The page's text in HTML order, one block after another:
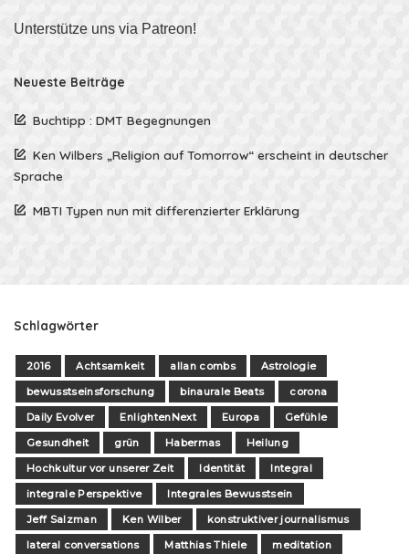
Unterstütze uns via Patreon!
Neueste Beiträge
Buchtipp : DMT Begegnungen
Ken Wilbers „Religion auf Tomorrow“ erscheint in deutscher
Sprache
MBTI Typen nun mit differenzierter Erklärung
Schlagwörter
2016 Achtsamkeit allan combs
Astrologie
bewusstseinsforschung
binaurale Beats
corona
Daily Evolver
EnlightenNext Europa
Gefühle
Gesundheit
grün Habermas
Heilung
Hochkultur vor unserer Zeit
Identität
Integral
integrale Perspektive
Integrales Bewusstsein
Jeff Salzman
Ken Wilber
konstruktiver journalismus
lateral conversations
Matthias Thiele
meditation